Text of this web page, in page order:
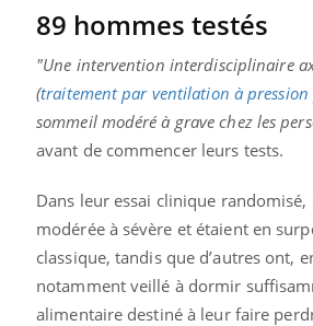
89 hommes testés
"Une intervention interdisciplinaire
(traitement par ventilation à pression
sommeil modéré à grave chez les
avant de commencer leurs tests.
Dans leur essai clinique
modérée à sévère et étaient en
classique, tandis que d’autres ont,
notamment veillé à dormir
alimentaire destiné à leur faire
charge des femmes
enceintes
La sieste empêche-t-elle
de dormir la nuit ?